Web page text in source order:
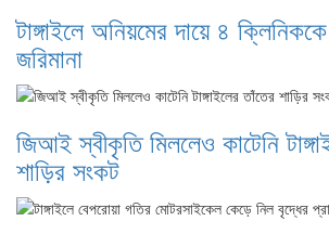
টাঙ্গাইলে অনিয়মের দায়ে ৪
জরিমানা
জিআই স্বীকৃতি মিললেও কাটেনি
শাড়ির সংকট